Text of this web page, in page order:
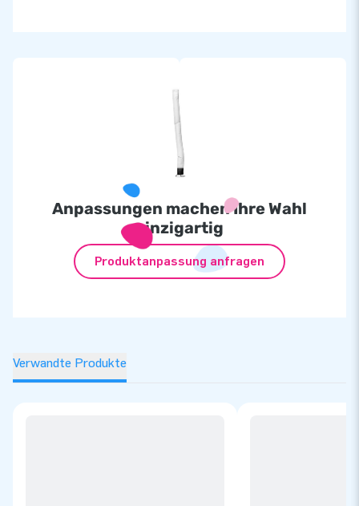
Anpassungen machen Ihre Wahl
einzigartig
Produktanpassung anfragen
Verwandte Produkte